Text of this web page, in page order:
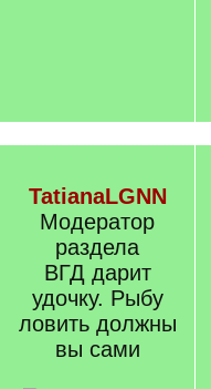
TatianaLGNN
Модератор
раздела
ВГД дарит
удочку. Рыбу
ловить должны
вы сами